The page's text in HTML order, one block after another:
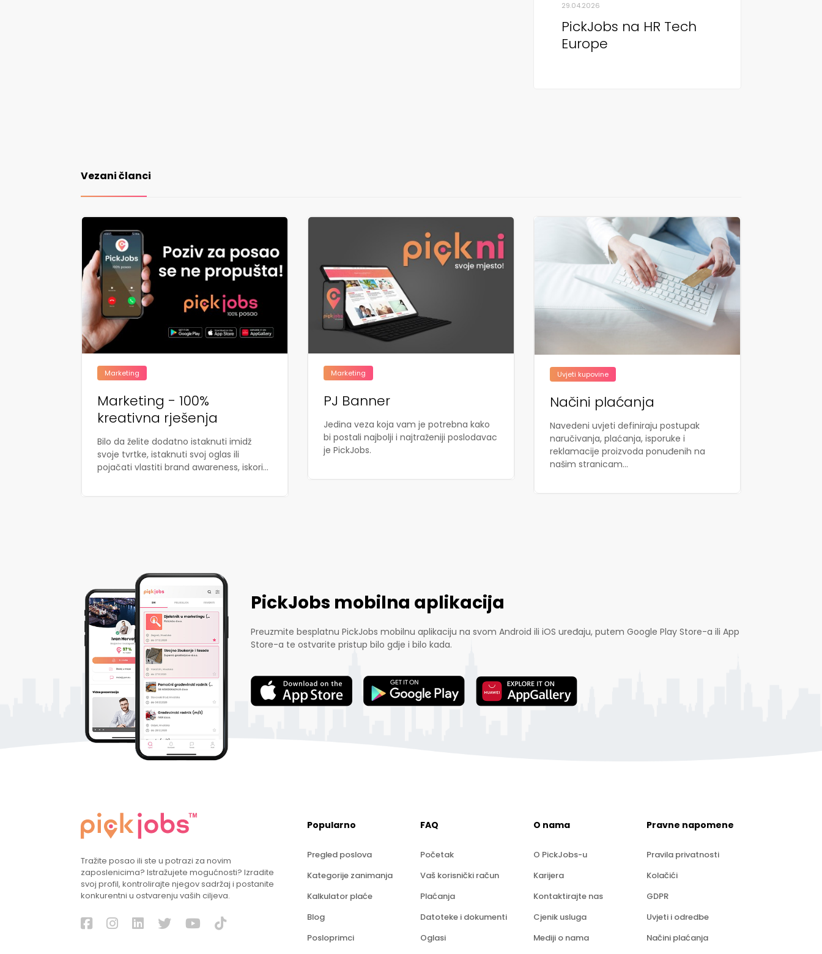
29.04.2026
PickJobs na HR Tech
Europe
Vezani članci
Marketing
Marketing - 100%
kreativna rješenja
Bilo da želite dodatno istaknuti imidž
svoje tvrtke, istaknuti svoj oglas ili
pojačati vlastiti brand awareness, iskori...
Marketing
PJ Banner
Jedina veza koja vam je potrebna kako
bi postali najbolji i najtraženiji poslodavac
je PickJobs.
Uvjeti kupovine
Načini plaćanja
Navedeni uvjeti definiraju postupak
naručivanja, plaćanja, isporuke i
reklamacije proizvoda ponuđenih na
našim stranicam...
PickJobs mobilna aplikacija
Preuzmite besplatnu PickJobs mobilnu aplikaciju na svom Android ili iOS uređaju, putem Google Play Store-a ili App
Store-a te ostvarite pristup bilo gdje i bilo kada.
Tražite posao ili ste u potrazi za novim
zaposlenicima? Istražujete mogućnosti? Izradite
svoj profil, kontrolirajte njegov sadržaj i postanite
konkurentni u ostvarenju vaših ciljeva.
Popularno
Pregled poslova
Kategorije zanimanja
Kalkulator plaće
Blog
Posloprimci
FAQ
Početak
Vaš korisnički račun
Plaćanja
Datoteke i dokumenti
Oglasi
O nama
O PickJobs-u
Karijera
Kontaktirajte nas
Cjenik usluga
Mediji o nama
Pravne napomene
Pravila privatnosti
Kolačići
GDPR
Uvjeti i odredbe
Načini plaćanja